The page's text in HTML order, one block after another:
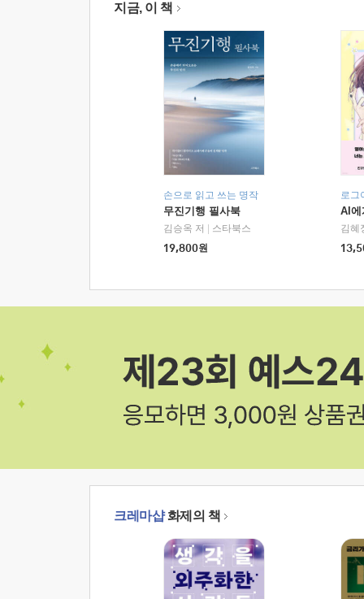
지금, 이 책
손으로 읽고 쓰는 명작
무진기행 필사북
김승옥 저
스타북스
19,800원
로그
AI에
김혜
크레마샵화제의 책